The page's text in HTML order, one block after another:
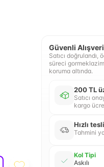
Güvenli
Satıcı doğrulandı,
süreci
koruma altında.
200 TL
Satıcı
kargo
Hızlı
Tahmini
Kol Tipi
Askılı